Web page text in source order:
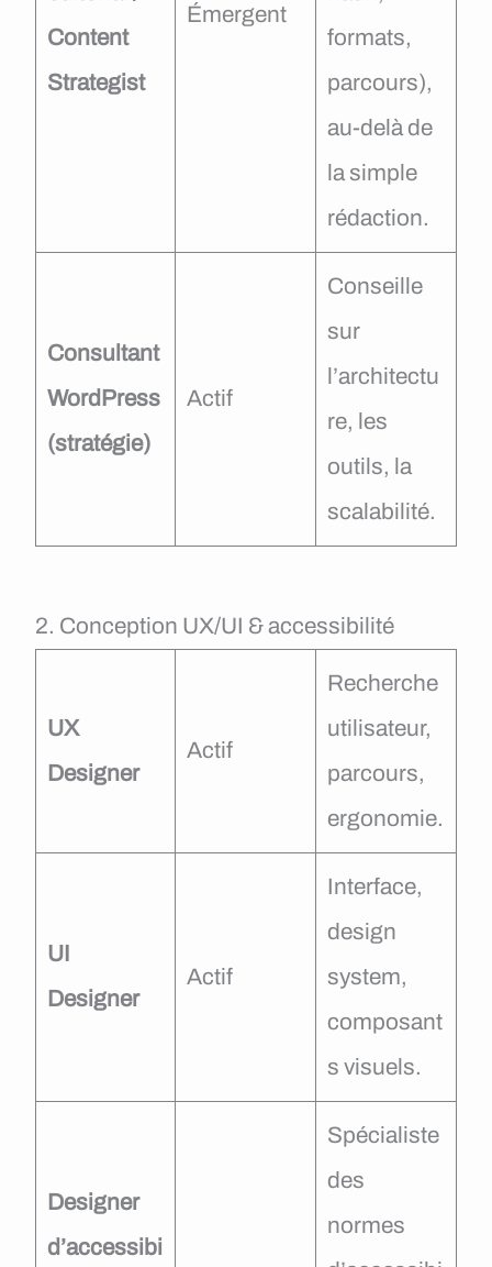
Content
Strategist
Émergent
formats,
parcours),
au-delà de
la simple
rédaction.
Consultant
WordPress
(stratégie)
Actif
Conseille
sur
l’architectu
re, les
outils, la
scalabilité.
2. Conception UX/UI & accessibilité
UX
Designer
Actif
Recherche
utilisateur,
parcours,
ergonomie.
UI
Designer
Actif
Interface,
design
system,
composant
s visuels.
Designer
d’accessibi
Spécialiste
des
normes